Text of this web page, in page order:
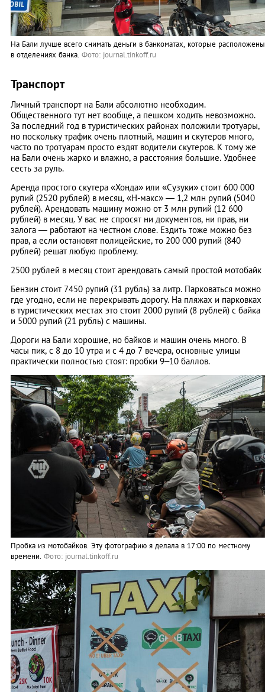
На Бали лучше всего снимать деньги в банкоматах, которые расположены
в отделениях банка. Фото: journal.tinkoff.ru
Транспорт
Личный транспорт на Бали абсолютно необходим.
Общественного тут нет вообще, а пешком ходить невозможно.
За последний год в туристических районах положили тротуары,
но поскольку трафик очень плотный, машин и скутеров много,
часто по тротуарам просто ездят водители скутеров. К тому же
на Бали очень жарко и влажно, а расстояния большие. Удобнее
сесть за руль.
Аренда простого скутера «Хонда» или «Сузуки» стоит 600 000
рупий (2520 рублей) в месяц, «Н-макс» — 1,2 млн рупий (5040
рублей). Арендовать машину можно от 3 млн рупий (12 600
рублей) в месяц. У вас не спросят ни документов, ни прав, ни
залога — работают на честном слове. Ездить тоже можно без
прав, а если остановят полицейские, то 200 000 рупий (840
рублей) решат любую проблему.
2500 рублей в месяц стоит арендовать самый простой мотобайк
Бензин стоит 7450 рупий (31 рубль) за литр. Парковаться можно
где угодно, если не перекрывать дорогу. На пляжах и парковках
в туристических местах это стоит 2000 рупий (8 рублей) с байка
и 5000 рупий (21 рубль) с машины.
Дороги на Бали хорошие, но байков и машин очень много. В
часы пик, с 8 до 10 утра и с 4 до 7 вечера, основные улицы
практически полностью стоят: пробки 9–10 баллов.
Пробка из мотобайков. Эту фотографию я делала в 17:00 по местному
времени. Фото: journal.tinkoff.ru